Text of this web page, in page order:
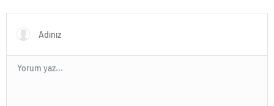
mekanizmasıdır